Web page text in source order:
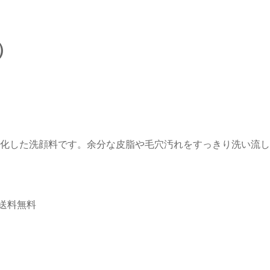
した洗顔料です。余分な皮脂や毛穴汚れをすっきり洗い流
料無料